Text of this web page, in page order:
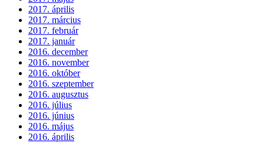
2017. április
2017. március
2017. február
2017. január
2016. december
2016. november
2016. október
2016. szeptember
2016. augusztus
2016. július
2016. június
2016. május
2016. április